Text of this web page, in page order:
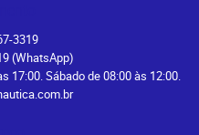
3319
(WhatsApp)
17:00. Sábado de 08:00 às 12:00.